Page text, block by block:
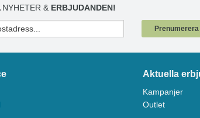
NYHETER & ERBJUDANDEN!
Prenumerera
Aktuella
Kampanjer
Outlet